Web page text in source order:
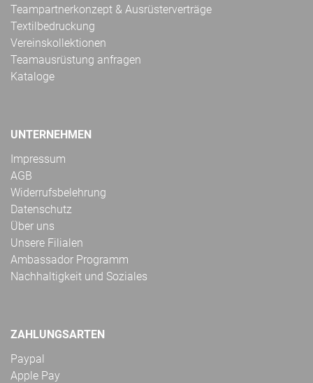
Teampartnerkonzept & Ausrüsterverträge
Textilbedruckung
Vereinskollektionen
Teamausrüstung anfragen
Kataloge
UNTERNEHMEN
Impressum
AGB
Widerrufsbelehrung
Datenschutz
Über uns
Unsere Filialen
Ambassador Programm
Nachhaltigkeit und Soziales
ZAHLUNGSARTEN
Paypal
Apple Pay